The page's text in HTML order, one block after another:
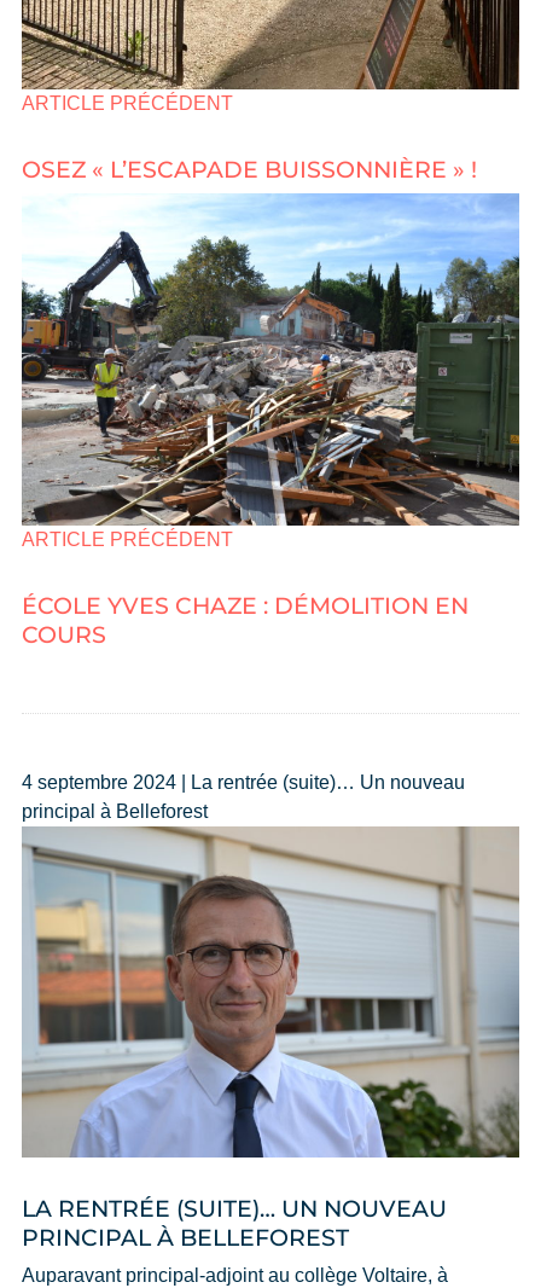
ARTICLE PRÉCÉDENT
OSEZ « L’ESCAPADE BUISSONNIÈRE » !
ARTICLE PRÉCÉDENT
ÉCOLE YVES CHAZE : DÉMOLITION EN
COURS
4 septembre 2024 | La rentrée (suite)… Un nouveau
principal à Belleforest
LA RENTRÉE (SUITE)… UN NOUVEAU
PRINCIPAL À BELLEFOREST
Auparavant principal-adjoint au collège Voltaire, à